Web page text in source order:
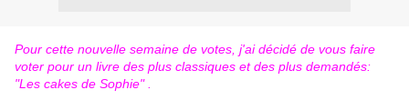
Pour cette nouvelle semaine de votes, j'ai décidé de vous faire
voter pour un livre des plus classiques et des plus demandés:
"Les cakes de Sophie" .